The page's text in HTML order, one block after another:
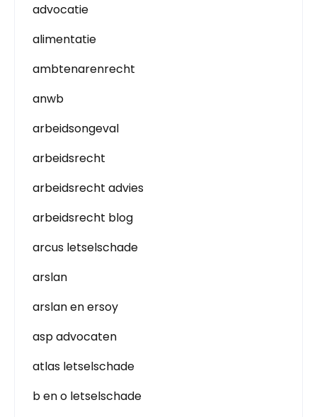
advocatie
alimentatie
ambtenarenrecht
anwb
arbeidsongeval
arbeidsrecht
arbeidsrecht advies
arbeidsrecht blog
arcus letselschade
arslan
arslan en ersoy
asp advocaten
atlas letselschade
b en o letselschade